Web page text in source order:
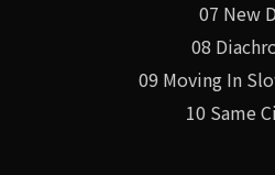
07 New
08
09 Moving In
10 Same